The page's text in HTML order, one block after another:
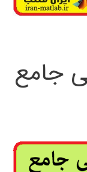
جامع